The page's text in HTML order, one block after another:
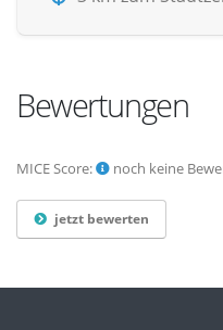
Bewertungen
MICE Score: noch keine
jetzt bewerten